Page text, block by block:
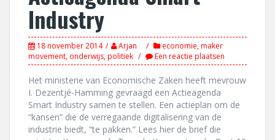
Industry
18 november 2014 Arjan economie,maker
movement, onderwijs,politiek Een reactie plaatsen
Het ministerie van Economische Zaken heeft mevrouw
I. Dezentjé-Hamming gevraagd een Actieagenda
Smart Industry samen te stellen. Een actieplan om de
“kansen” die de verregaande digitalisering van de
industrie biedt, “te pakken.” Lees hier de brief die